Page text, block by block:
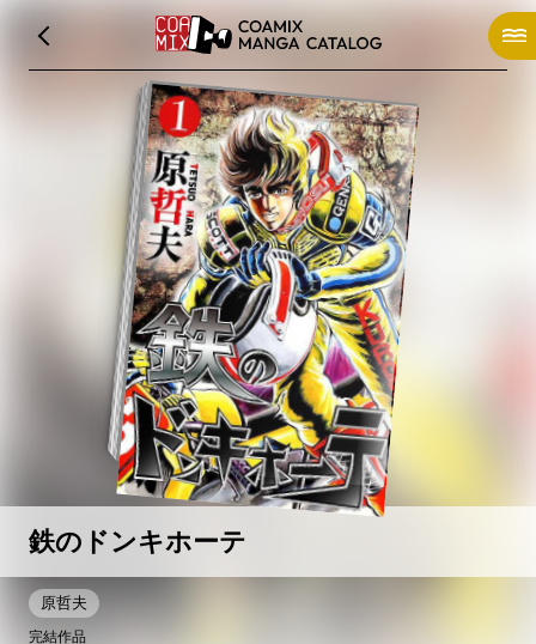
鉄のドンキホーテ
原哲夫
完結作品